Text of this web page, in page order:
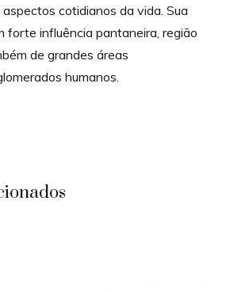
cotidianos da vida. Sua
forte influência pantaneira, região
de grandes áreas
humanos.